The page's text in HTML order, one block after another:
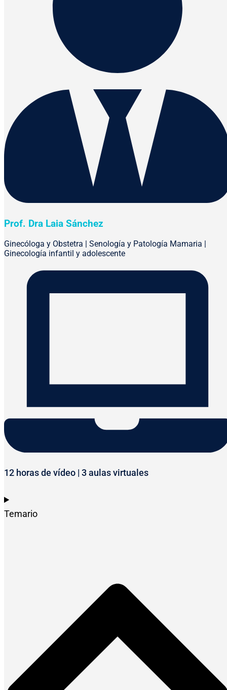
Prof. Dra Laia Sánchez
Ginecóloga y Obstetra | Senología y Patología Mamaria |
Ginecología infantil y adolescente
12 horas de vídeo | 3 aulas virtuales
Temario